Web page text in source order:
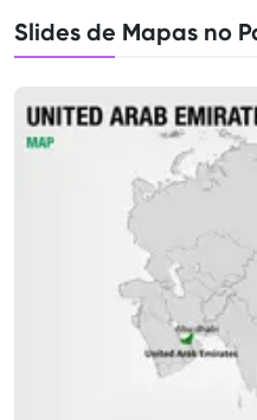
Slides de Mapas no